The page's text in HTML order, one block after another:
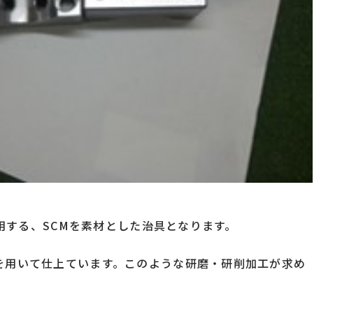
る、SCMを素材とした治具となります。
いて仕上ています。このような研磨・研削加工が求め